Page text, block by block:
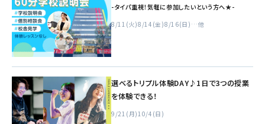
-タイパ重視！気軽に参加したいという方へ★-
8/11(火)8/14(金)8/16(日) …他
選べるトリプル体験DAY♪1日で3つの授業
を体験できる！
9/21(月)10/4(日)